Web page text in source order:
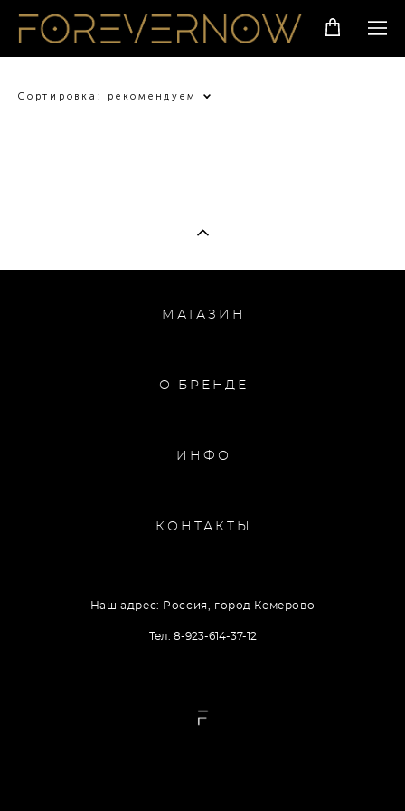
Сортировка: рекомендуем
МАГАЗИН
О БРЕНДЕ
ИНФО
КОНТАКТЫ
Наш адрес: Россия, город Кемерово
Тел: 8-923-614-37-12